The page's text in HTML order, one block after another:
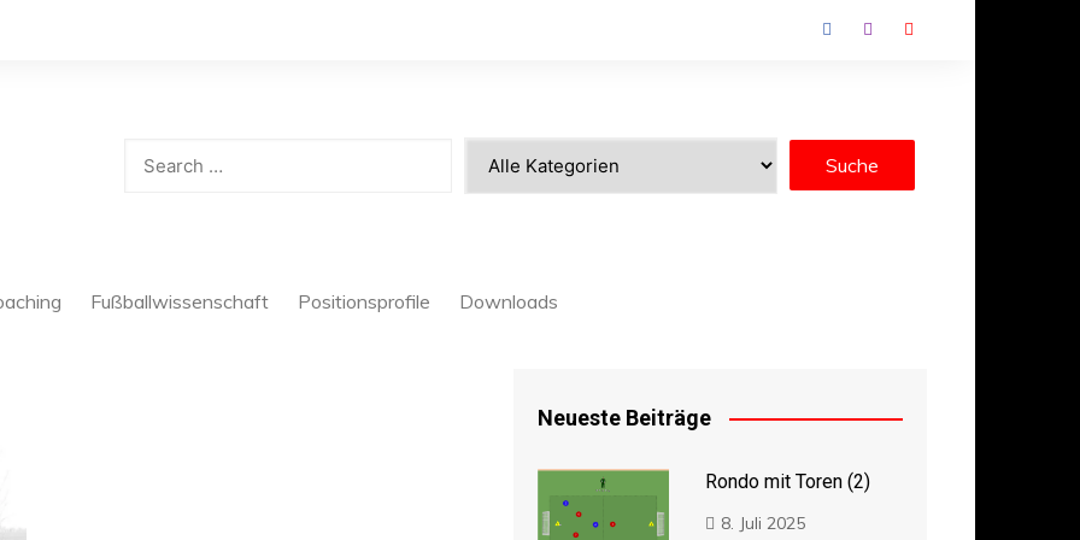
Fußballwissenschaft Positionsprofile Downloads
Neueste Beiträge
Rondo mit Toren (2)
8. Juli 2025